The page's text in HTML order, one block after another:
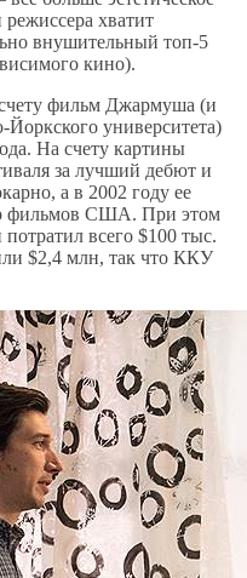
хватит
внушительный топ-5
кино).
фильм Джармуша (и
университета)
На счету картины
за лучший дебют и
а в 2002 году ее
фильмов США. При этом
всего $100 тыс.
$2,4 млн, так что ККУ